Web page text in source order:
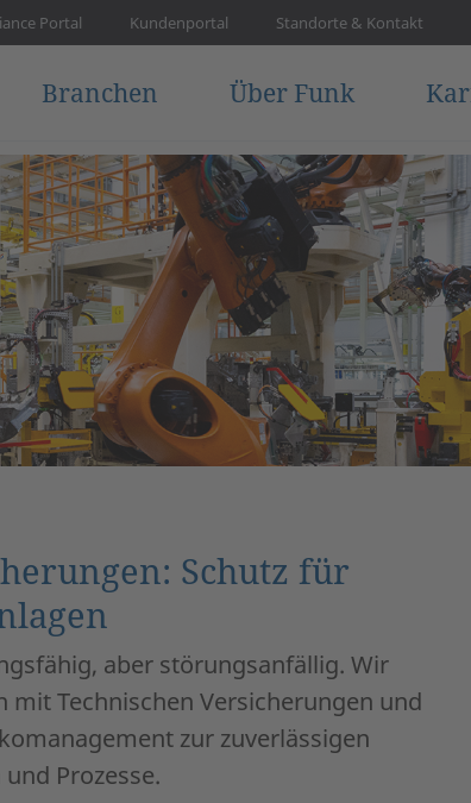
Portal Kundenportal Standorte & Kontakt
Branchen Über Funk
Schutz für
aber störungsanfällig. Wir
Technischen Versicherungen und
zur zuverlässigen
Prozesse.